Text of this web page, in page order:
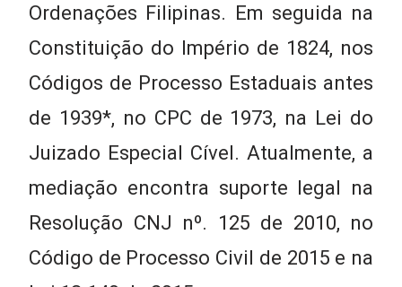
Ordenações Filipinas. Em seguida na
Constituição do Império de 1824, nos
Códigos de Processo Estaduais antes
de 1939*, no CPC de 1973, na Lei do
Juizado Especial Cível. Atualmente, a
mediação encontra suporte legal na
Resolução CNJ nº. 125 de 2010, no
Código de Processo Civil de 2015 e na